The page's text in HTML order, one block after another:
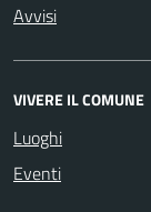
Avvisi
VIVERE IL COMUNE
Luoghi
Eventi